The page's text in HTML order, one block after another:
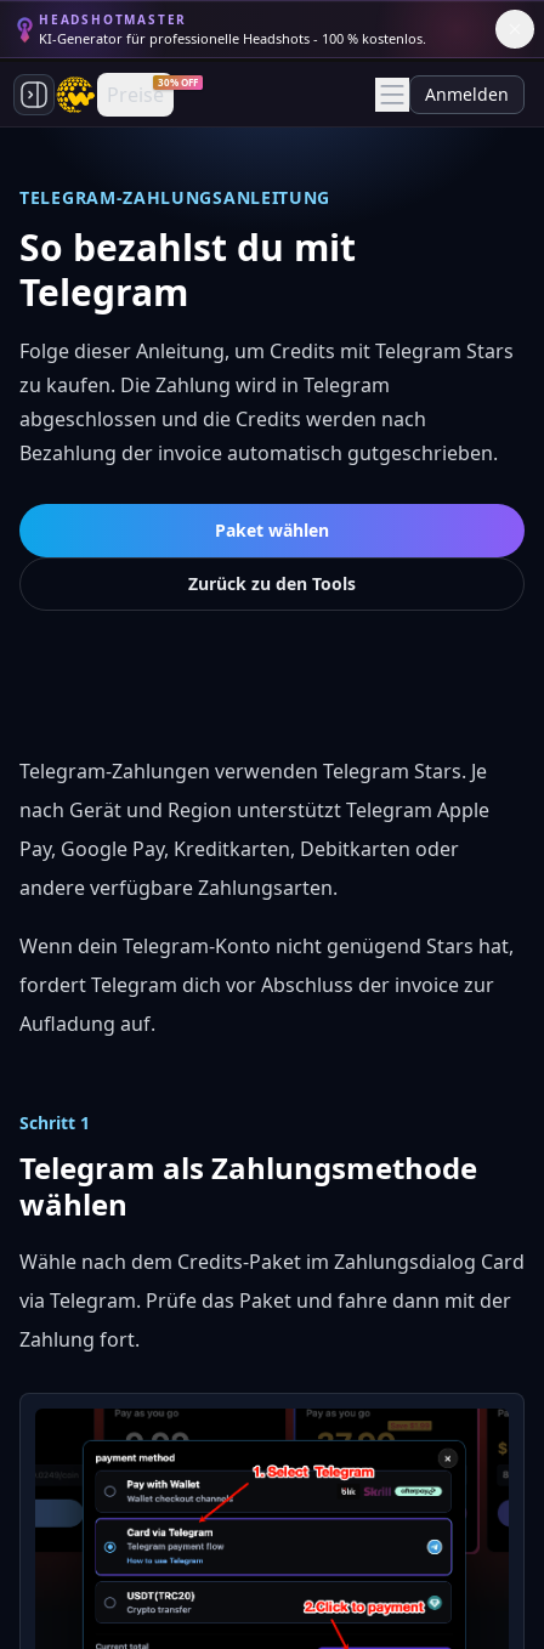
HEADSHOTMASTER
KI-Generator für professionelle Headshots - 100 % kostenlos.
Preise30% OFF
Anmelden
TELEGRAM-ZAHLUNGSANLEITUNG
So bezahlst du mit
Telegram
Folge dieser Anleitung, um Credits mit Telegram Stars
zu kaufen. Die Zahlung wird in Telegram
abgeschlossen und die Credits werden nach
Bezahlung der invoice automatisch gutgeschrieben.
Paket wählen
Zurück zu den Tools
Telegram-Zahlungen verwenden Telegram Stars. Je
nach Gerät und Region unterstützt Telegram Apple
Pay, Google Pay, Kreditkarten, Debitkarten oder
andere verfügbare Zahlungsarten.
Wenn dein Telegram-Konto nicht genügend Stars hat,
fordert Telegram dich vor Abschluss der invoice zur
Aufladung auf.
Schritt 1
Telegram als Zahlungsmethode
wählen
Wähle nach dem Credits-Paket im Zahlungsdialog Card
via Telegram. Prüfe das Paket und fahre dann mit der
Zahlung fort.